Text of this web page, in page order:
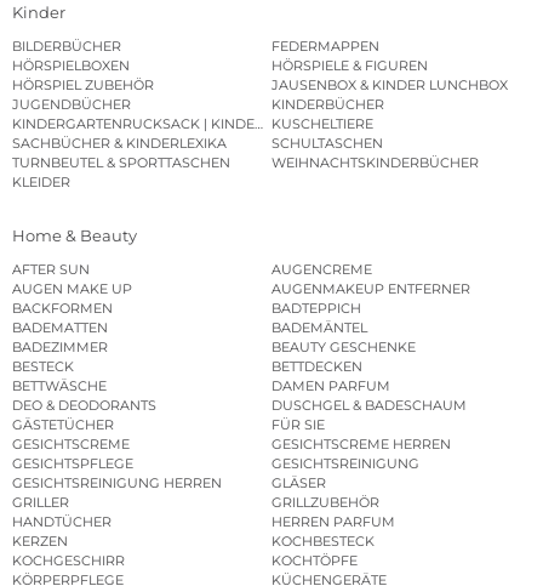
Kinder
BILDERBÜCHER
FEDERMAPPEN
HÖRSPIELBOXEN
HÖRSPIELE & FIGUREN
HÖRSPIEL ZUBEHÖR
JAUSENBOX & KINDER LUNCHBOX
JUGENDBÜCHER
KINDERBÜCHER
KINDERGARTENRUCKSACK | KINDERGARTENBEUTEL
KUSCHELTIERE
SACHBÜCHER & KINDERLEXIKA
SCHULTASCHEN
TURNBEUTEL & SPORTTASCHEN
WEIHNACHTSKINDERBÜCHER
KLEIDER
Home & Beauty
AFTER SUN
AUGENCREME
AUGEN MAKE UP
AUGENMAKEUP ENTFERNER
BACKFORMEN
BADTEPPICH
BADEMATTEN
BADEMÄNTEL
BADEZIMMER
BEAUTY GESCHENKE
BESTECK
BETTDECKEN
BETTWÄSCHE
DAMEN PARFUM
DEO & DEODORANTS
DUSCHGEL & BADESCHAUM
GÄSTETÜCHER
FÜR SIE
GESICHTSCREME
GESICHTSCREME HERREN
GESICHTSPFLEGE
GESICHTSREINIGUNG
GESICHTSREINIGUNG HERREN
GLÄSER
GRILLER
GRILLZUBEHÖR
HANDTÜCHER
HERREN PARFUM
KERZEN
KOCHBESTECK
KOCHGESCHIRR
KOCHTÖPFE
KÖRPERPFLEGE
KÜCHENGERÄTE